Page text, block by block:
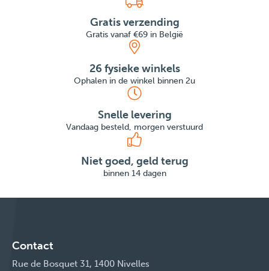
Gratis verzending
Gratis vanaf €69 in België
26 fysieke winkels
Ophalen in de winkel binnen 2u
Snelle levering
Vandaag besteld, morgen verstuurd
Niet goed, geld terug
binnen 14 dagen
Contact
Rue de Bosquet 31, 1400 Nivelles